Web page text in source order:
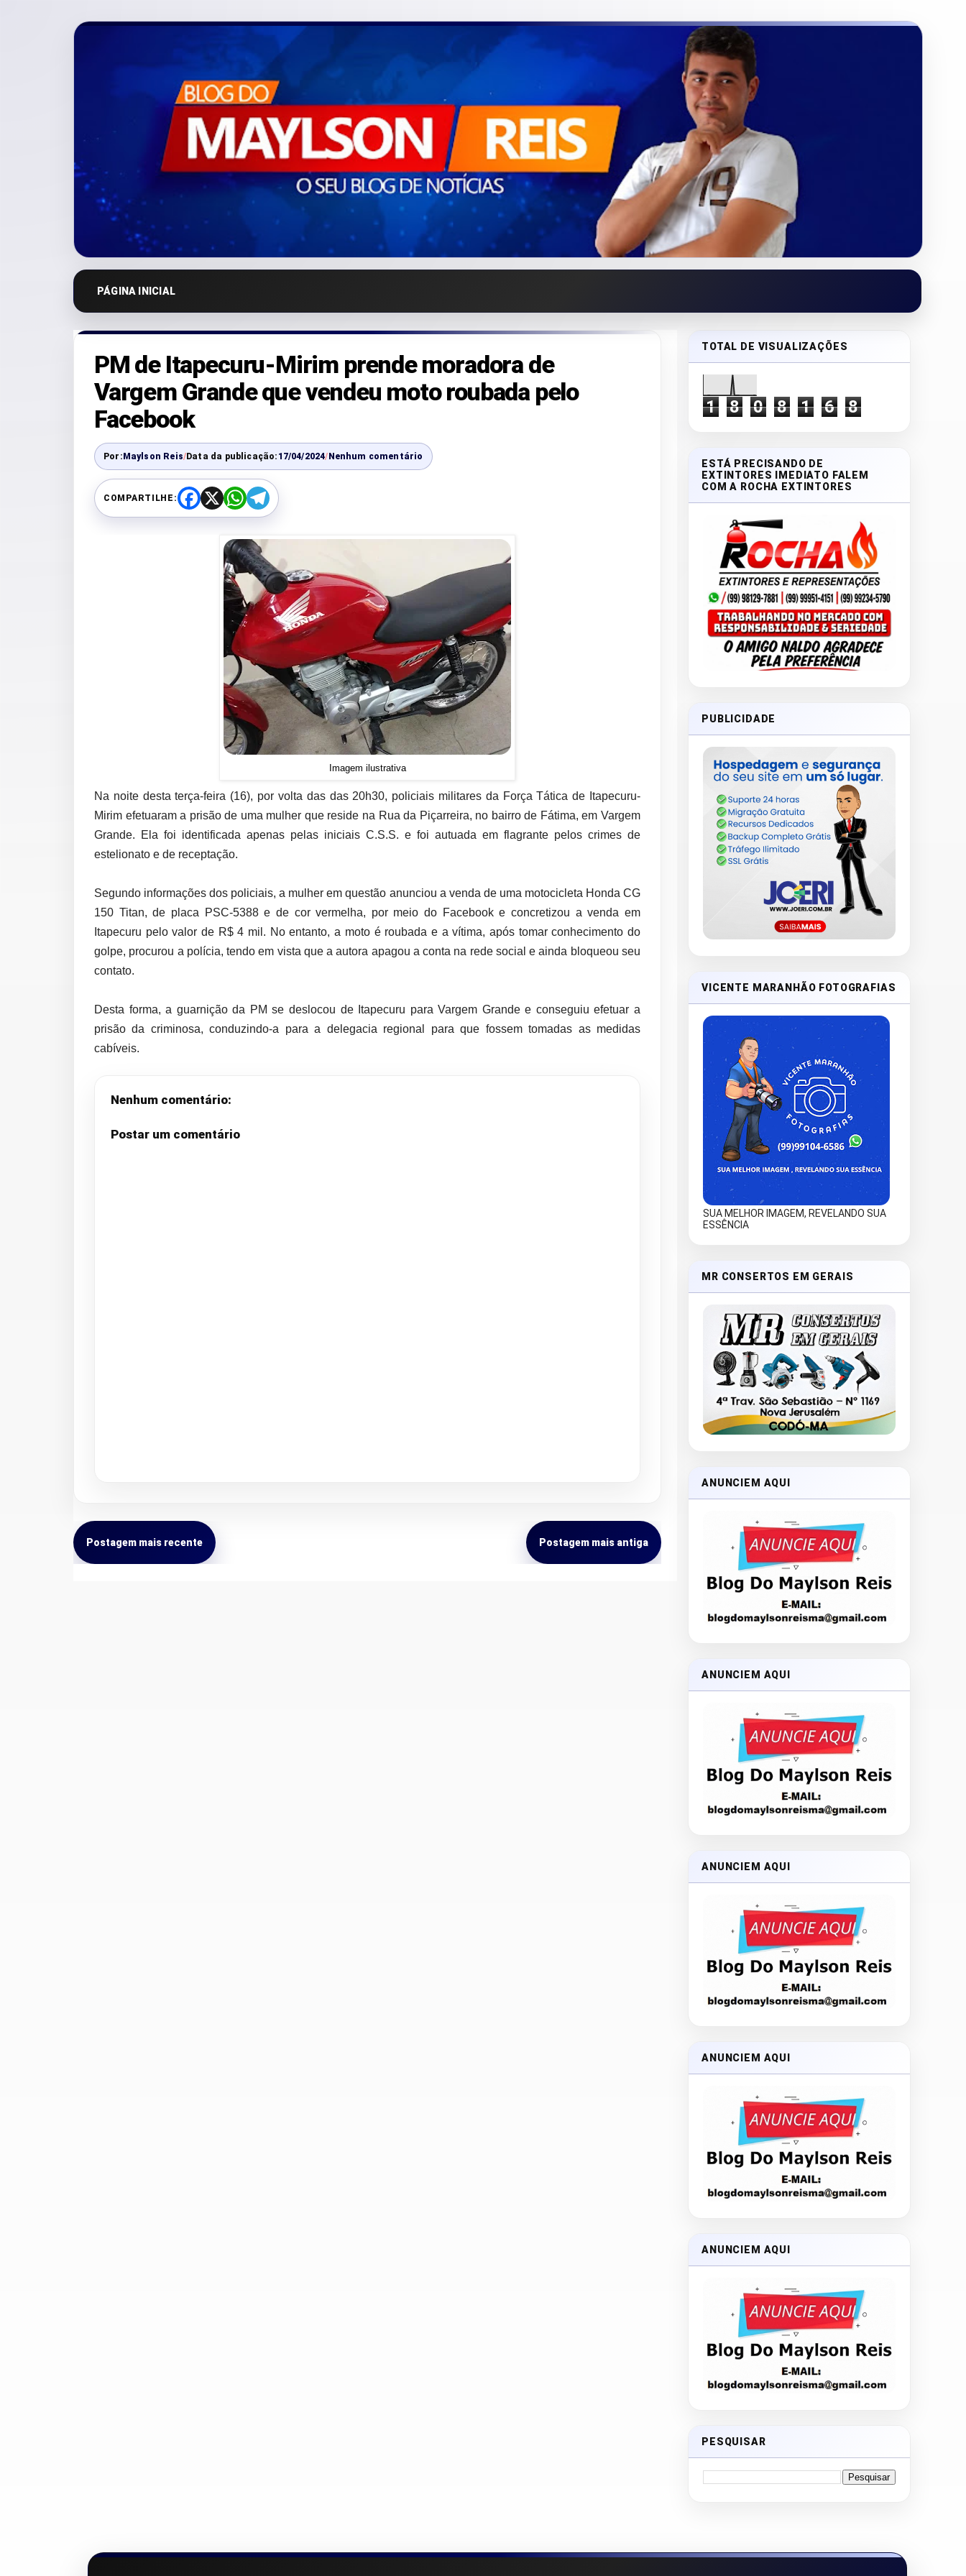
PÁGINA INICIAL
PM de Itapecuru-Mirim prende moradora de
Vargem Grande que vendeu moto roubada pelo
Facebook
Por:Maylson Reis/Data da publicação: 17/04/2024/Nenhum comentário
COMPARTILHE:
F
a
X
W
h
t
s
A
p
p
T
e
e
g
r
a
m
Imagem ilustrativa
Na noite desta terça-feira (16), por volta das das 20h30, policiais militares da Força Tática de Itapecuru-
Mirim efetuaram a prisão de uma mulher que reside na Rua da Piçarreira, no bairro de Fátima, em Vargem
Grande. Ela foi identificada apenas pelas iniciais C.S.S. e foi autuada em flagrante pelos crimes de
estelionato e de receptação.
Segundo informações dos policiais, a mulher em questão anunciou a venda de uma motocicleta Honda CG
150 Titan, de placa PSC-5388 e de cor vermelha, por meio do Facebook e concretizou a venda em
Itapecuru pelo valor de R$ 4 mil. No entanto, a moto é roubada e a vítima, após tomar conhecimento do
golpe, procurou a polícia, tendo em vista que a autora apagou a conta na rede social e ainda bloqueou seu
contato.
Desta forma, a guarnição da PM se deslocou de Itapecuru para Vargem Grande e conseguiu efetuar a
prisão da criminosa, conduzindo-a para a delegacia regional para que fossem tomadas as medidas
cabíveis.
Nenhum comentário:
Postar um comentário
Postagem mais recente Postagem mais antiga
TOTAL DE VISUALIZAÇÕES
1 8 0 8 1 6 8
ESTÁ PRECISANDO DE
EXTINTORES IMEDIATO FALEM
COM A ROCHA EXTINTORES
PUBLICIDADE
VICENTE MARANHÃO FOTOGRAFIAS
SUA MELHOR IMAGEM, REVELANDO SUA
ESSÊNCIA
MR CONSERTOS EM GERAIS
ANUNCIEM AQUI
ANUNCIEM AQUI
ANUNCIEM AQUI
ANUNCIEM AQUI
ANUNCIEM AQUI
PESQUISAR